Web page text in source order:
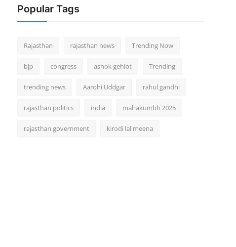
Popular Tags
Rajasthan rajasthan news Trending Now
bjp congress ashok gehlot Trending
trending news Aarohi Uddgar rahul gandhi
rajasthan politics india mahakumbh 2025
rajasthan government kirodi lal meena